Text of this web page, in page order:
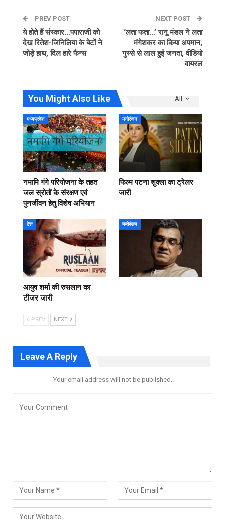
PREV POST
ये होते हैं संस्कार…पपाराजी को
देख रितेश-जिनिलिया के बेटों ने
जोड़े हाथ, दिल हारे फैन्स
NEXT POST
‘लता फता…’ रानू मंडल ने लता
मंगेशकर का किया अपमान,
गुस्से से लाल हुई जनता, वीडियो
वायरल
All
You Might Also Like
मध्यप्रदेश
नमामि गंगे परियोजना के तहत
जल स्रोतों के संरक्षण एवं
पुनर्जीवन हेतु विशेष अभियान
मनोरंजन
फिल्‍म पटना शुक्ला का ट्रेलर
जारी
देश
आयुष शर्मा की रुसलान का
टीजर जारी
मनोरंजन
PREV NEXT
Leave A Reply
Your email address will not be published.